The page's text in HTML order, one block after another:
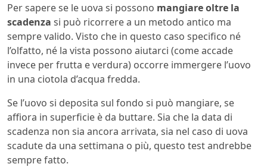
Per sapere se le uova si possono mangiare oltre la
scadenza si può ricorrere a un metodo antico ma
sempre valido. Visto che in questo caso specifico né
l’olfatto, né la vista possono aiutarci (come accade
invece per frutta e verdura) occorre immergere l’uovo
in una ciotola d’acqua fredda.
Se l’uovo si deposita sul fondo si può mangiare, se
affiora in superficie è da buttare. Sia che la data di
scadenza non sia ancora arrivata, sia nel caso di uova
scadute da una settimana o più, questo test andrebbe
sempre fatto.